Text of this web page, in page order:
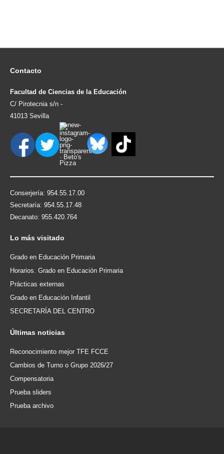
Contacto
Facultad de Ciencias de la Educación
C/ Pirotecnia s/n -
41013 Sevilla
Conserjería: 954.55.17.00
Secretaría: 954.55.17.48
Decanato: 955.420.764
Lo más visitado
Grado en Educación Primaria
Horarios. Grado en Educación Primaria
Prácticas externas
Grado en Educación Infantil
SECRETARÍA DEL CENTRO
Últimas noticias
Reconocimiento mejor TFE FCCE
Cambios de Turno o Grupo 2026/27
Compensatoria
Prueba sliders
Prueba archivo